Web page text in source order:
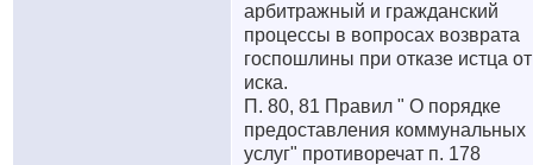
арбитражный и гражданский
процессы в вопросах возврата
госпошлины при отказе истца от
иска.
П. 80, 81 Правил " О порядке
предоставления коммунальных
услуг" противоречат п. 178